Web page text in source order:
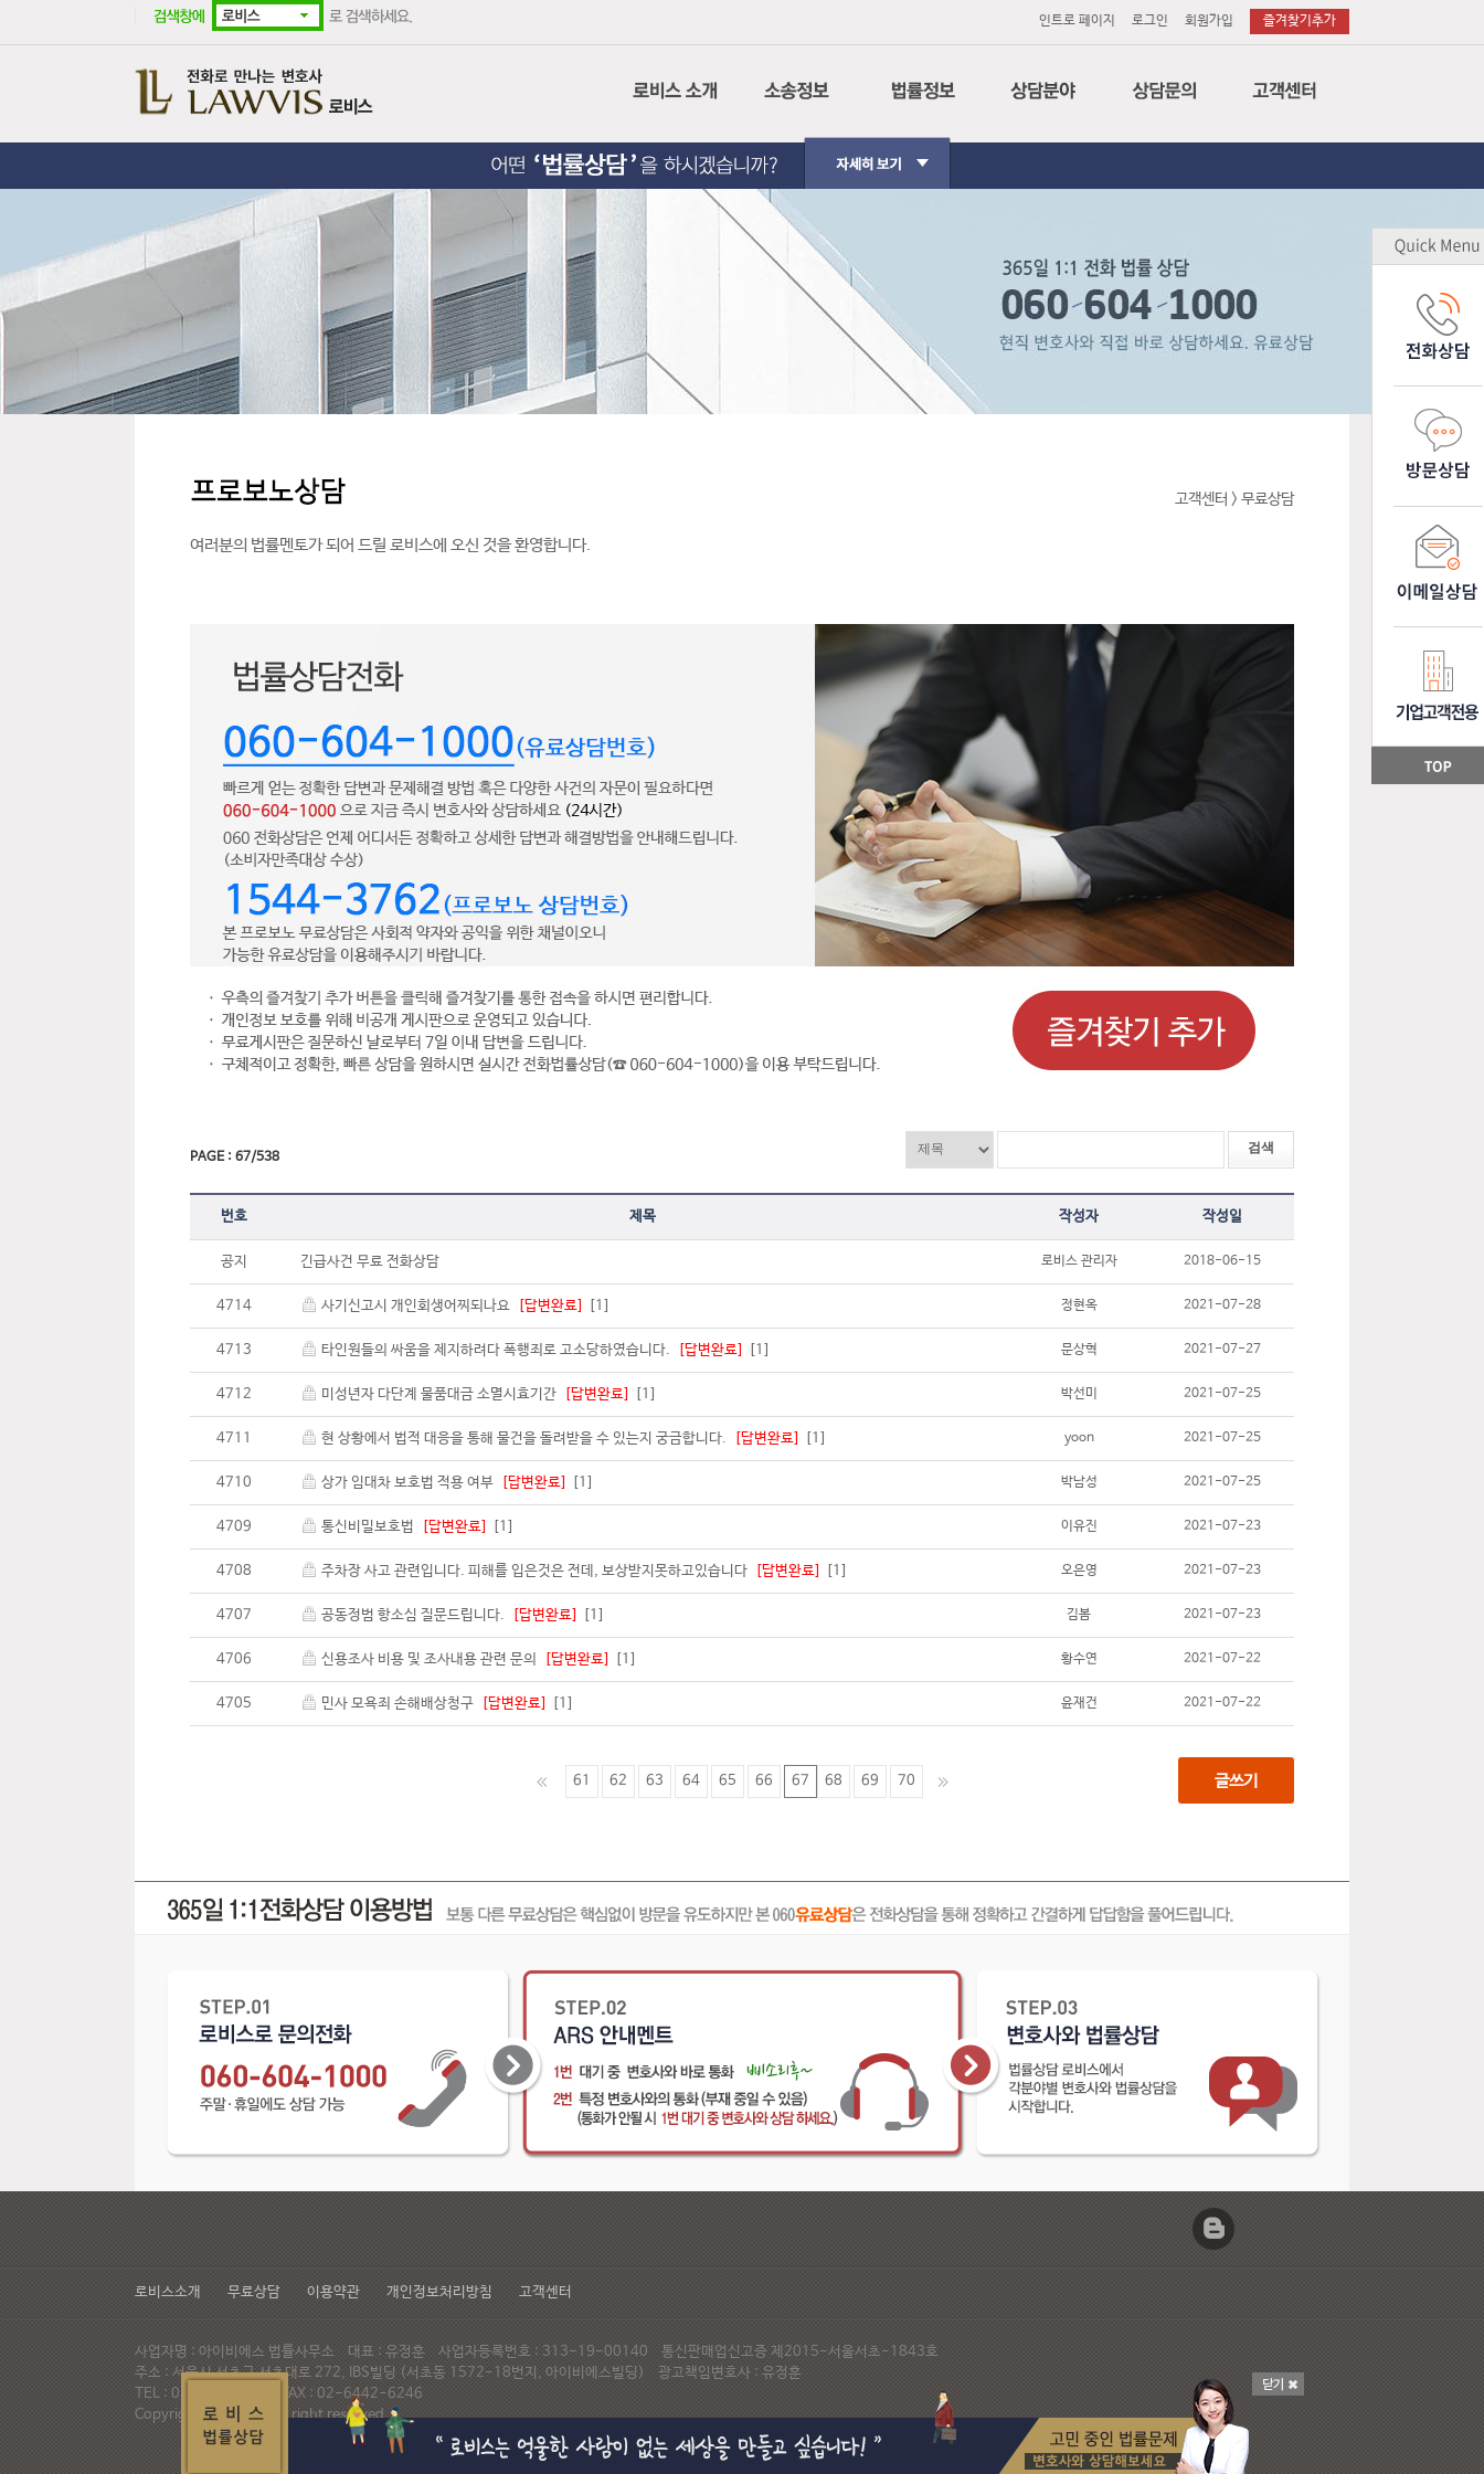
인트로 페이지 로그인 회원가입 즐겨찾기추가
회사소개
Contact Us
나의사건검색
법원경매정보
법원판례
노무
감평
소장작성의뢰
기업고객
고객센터 > 무료상담
여러분의 법률멘토가 되어 드릴 로비스에 오신 것을 환영합니다.
PAGE : 67/538
번호 제목 작성자 작성일
공지 긴급사건 무료 전화상담 로비스 관리자 2018-06-15
4714 사기신고시 개인회생어찌되나요 [답변완료] [1] 정현옥 2021-07-28
4713 타인원들의 싸움을 제지하려다 폭행죄로 고소당하였습니다. [답변완료] [1] 문상혁 2021-07-27
4712 미성년자 다단계 물품대금 소멸시효기간 [답변완료] [1] 박선미 2021-07-25
4711 현 상황에서 법적 대응을 통해 물건을 돌려받을 수 있는지 궁금합니다. [답변완료] [1] yoon 2021-07-25
4710 상가 임대차 보호법 적용 여부 [답변완료] [1] 박남성 2021-07-25
4709 통신비밀보호법 [답변완료] [1] 이유진 2021-07-23
4708 주차장 사고 관련입니다. 피해를 입은것은 전데, 보상받지못하고있습니다 [답변완료] [1] 오은영 2021-07-23
4707 공동정범 항소심 질문드립니다. [답변완료] [1] 김봄 2021-07-23
4706 신용조사 비용 및 조사내용 관련 문의 [답변완료] [1] 황수연 2021-07-22
4705 민사 모욕죄 손해배상청구 [답변완료] [1] 윤재건 2021-07-22
61 62 63 64 65 66 67 68 69 70
로비스소개 무료상담 이용약관 개인정보처리방침 고객센터
사업자명 : 아이비에스 법률사무소 대표 : 유정훈 사업자등록번호 : 313-19-00140 통신판매업신고증 제2015-서울서초-1843호
주소 : 서울시 서초구 서초대로 272, IBS빌딩 (서초동 1572-18번지, 아이비에스빌딩) 광고책임변호사 : 유정훈
TEL : 02-537-6947 FAX : 02-6442-6246
Copyright© LAWVIS All right reserved